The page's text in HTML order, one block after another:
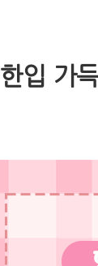
한입 가